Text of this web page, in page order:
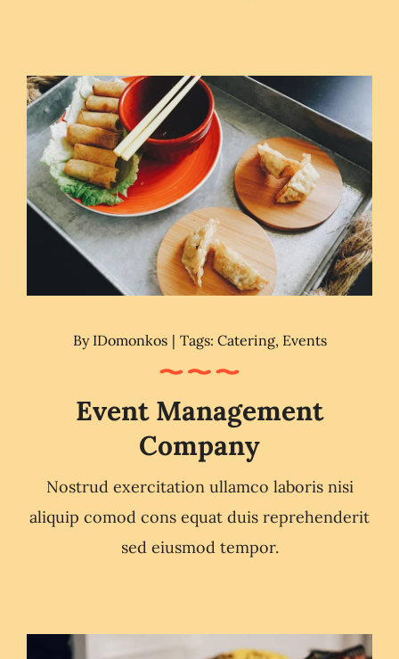
By IDomonkos | Tags: Catering, Events
Event Management
Company
Nostrud exercitation ullamco laboris nisi
aliquip comod cons equat duis reprehenderit
sed eiusmod tempor.